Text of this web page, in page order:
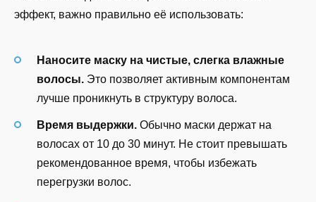
эффект, важно правильно её использовать:
Наносите маску на чистые, слегка влажные
волосы. Это позволяет активным компонентам
лучше проникнуть в структуру волоса.
Время выдержки. Обычно маски держат на
волосах от 10 до 30 минут. Не стоит превышать
рекомендованное время, чтобы избежать
перегрузки волос.